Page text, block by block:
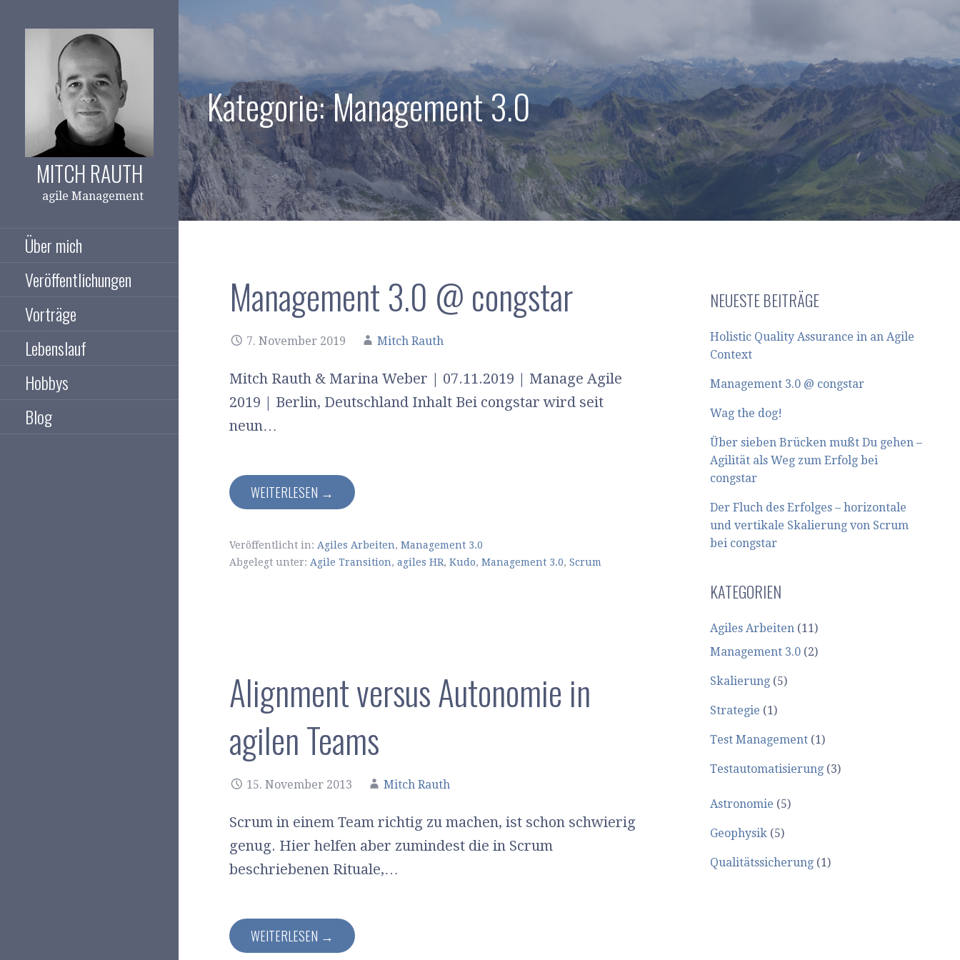
MITCH RAUTH
agile Management
Über mich
Veröffentlichungen
Vorträge
Lebenslauf
Hobbys
Blog
Kategorie: Management 3.0
Management 3.0 @ congstar
7. November 2019 Mitch Rauth
Mitch Rauth & Marina Weber | 07.11.2019 | Manage Agile
2019 | Berlin, Deutschland Inhalt Bei congstar wird seit
neun…
WEITERLESEN →
Veröffentlicht in: Agiles Arbeiten, Management 3.0
Abgelegt unter: Agile Transition, agiles HR, Kudo, Management 3.0, Scrum
Alignment versus Autonomie in
agilen Teams
15. November 2013 Mitch Rauth
Scrum in einem Team richtig zu machen, ist schon schwierig
genug. Hier helfen aber zumindest die in Scrum
beschriebenen Rituale,…
WEITERLESEN →
NEUESTE BEITRÄGE
Holistic Quality Assurance in an Agile
Context
Management 3.0 @ congstar
Wag the dog!
Über sieben Brücken mußt Du gehen –
Agilität als Weg zum Erfolg bei
congstar
Der Fluch des Erfolges – horizontale
und vertikale Skalierung von Scrum
bei congstar
KATEGORIEN
Agiles Arbeiten (11)
Management 3.0 (2)
Skalierung (5)
Strategie (1)
Test Management (1)
Testautomatisierung (3)
Astronomie (5)
Geophysik (5)
Qualitätssicherung (1)